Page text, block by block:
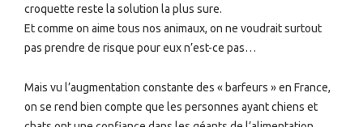
croquette reste la solution la plus sure.
Et comme on aime tous nos animaux, on ne voudrait surtout
pas prendre de risque pour eux n’est-ce pas…
Mais vu l’augmentation constante des « barfeurs » en France,
on se rend bien compte que les personnes ayant chiens et